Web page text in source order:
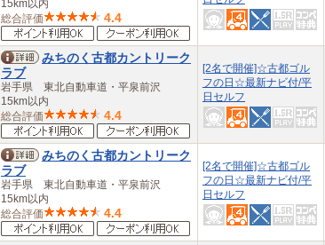
宮崎県
鹿児島県
沖縄県
15km以内
総合評価
4.4
みちのく古都カントリーク
ラブ
岩手県 東北自動車道・平泉前沢
15km以内
総合評価
4.4
[2名で開催]☆古都ゴル
フの日☆最新ナビ付/平
日セルフ
みちのく古都カントリーク
ラブ
岩手県 東北自動車道・平泉前沢
15km以内
総合評価
4.4
[2名で開催]☆古都ゴル
フの日☆最新ナビ付/平
日セルフ